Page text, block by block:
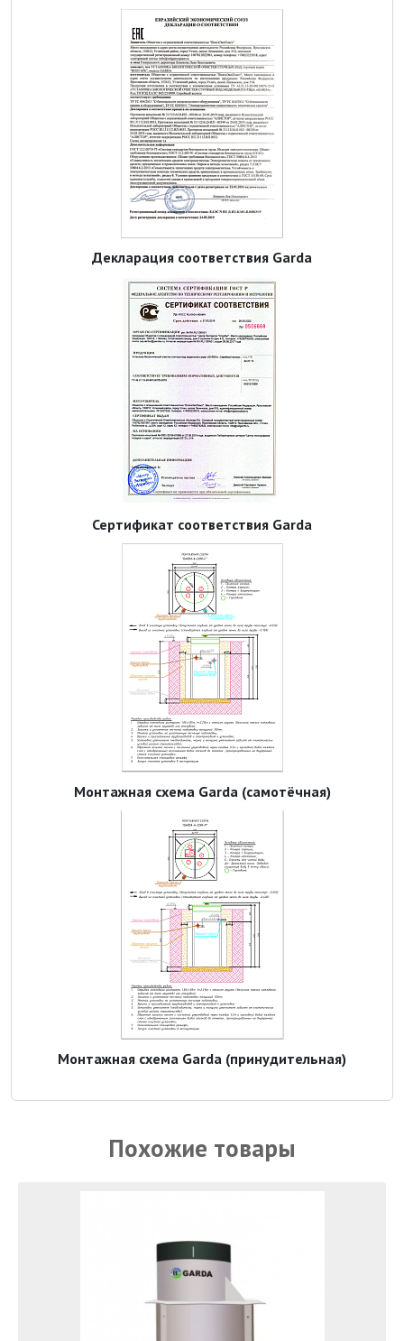
Декларация соответствия Garda
Сертификат соответствия Garda
Монтажная схема Garda (самотёчная)
Монтажная схема Garda (принудительная)
Похожие товары